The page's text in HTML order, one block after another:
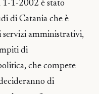
1-2002 è stato
di Catania che è
servizi amministrativi,
di
che compete
di